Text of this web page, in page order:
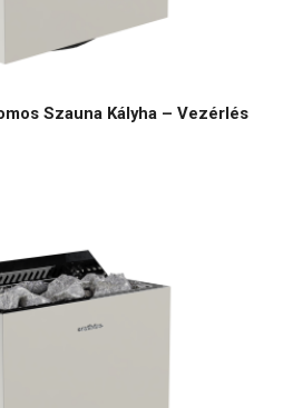
Szauna Kályha – Vezérlés
Ft.